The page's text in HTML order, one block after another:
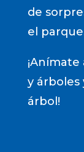
de
el
y árboles
árbol!